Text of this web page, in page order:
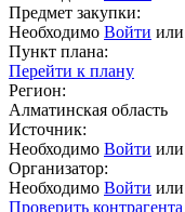
Предмет закупки:
Необходимо Войти или
Пункт плана:
Перейти к плану
Регион:
Алматинская область
Источник:
Необходимо Войти или
Организатор:
Необходимо Войти или
Проверить контрагента